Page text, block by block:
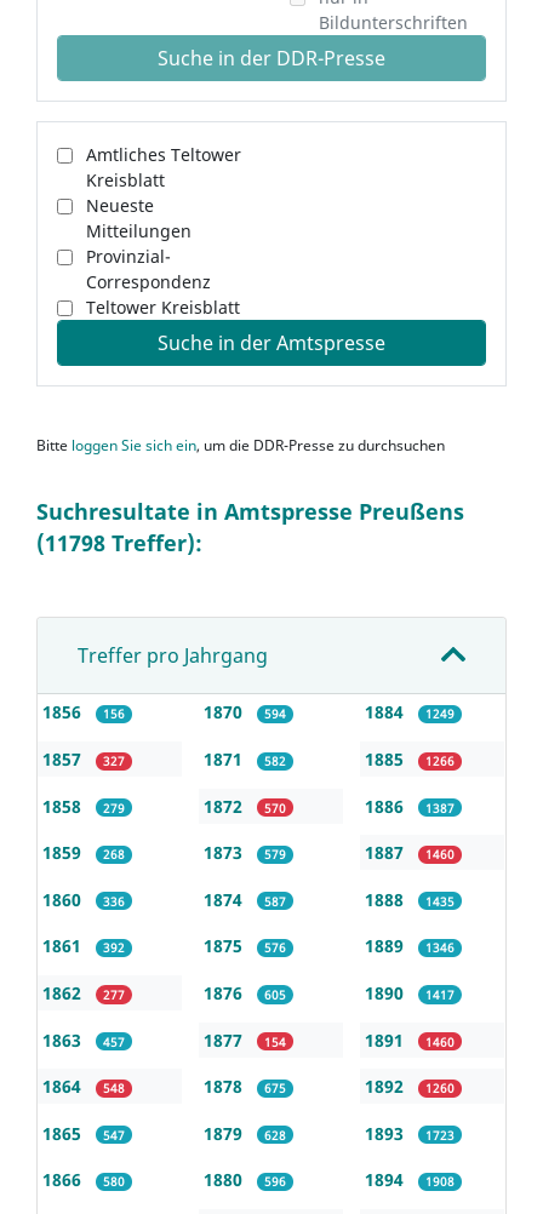
Bildunterschriften
Suche in der DDR-Presse
Amtliches Teltower
Kreisblatt
Neueste
Mitteilungen
Provinzial-
Correspondenz
Teltower Kreisblatt
Suche in der Amtspresse
Bitte loggen Sie sich ein, um die DDR-Presse zu durchsuchen
Suchresultate in Amtspresse Preußens
(11798 Treffer):
Treffer pro Jahrgang
1856 156
1857 327
1858 279
1859 268
1860 336
1861 392
1862 277
1863 457
1864 548
1865 547
1866 580
1870 594
1871 582
1872 570
1873 579
1874 587
1875 576
1876 605
1877 154
1878 675
1879 628
1880 596
1884 1249
1885 1266
1886 1387
1887 1460
1888 1435
1889 1346
1890 1417
1891 1460
1892 1260
1893 1723
1894 1908